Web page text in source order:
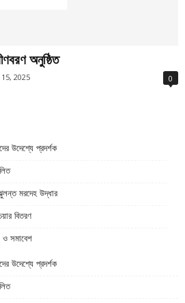
অনুষ্ঠিত
2025 0
উদেশ্যে প্রদর্শক
মরদেহ উদ্ধার
বিতরণ
ও সমাবেশ
উদেশ্যে প্রদর্শক